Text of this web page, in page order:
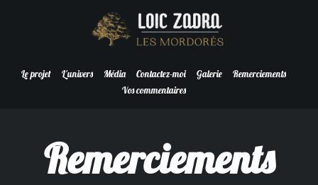
Le projet L'univers Média Contactez-moi Galerie
Remerciements
Vos commentaires
Remerciements